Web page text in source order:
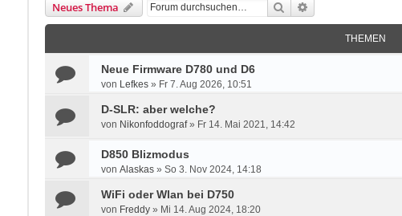
Neues Thema Suche
THEMEN
Neue Firmware D780 und D6
von Lefkes» Fr 7. Aug 2026, 10:51
D-SLR: aber welche?
von Nikonfoddograf» Fr 14. Mai 2021, 14:42
D850 Blizmodus
von Alaskas» So 3. Nov 2024, 14:18
WiFi oder Wlan bei D750
von Freddy» Mi 14. Aug 2024, 18:20